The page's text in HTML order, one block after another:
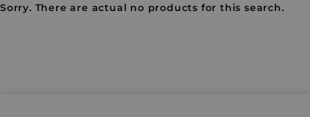
Sorry. There are actual no products for this search.